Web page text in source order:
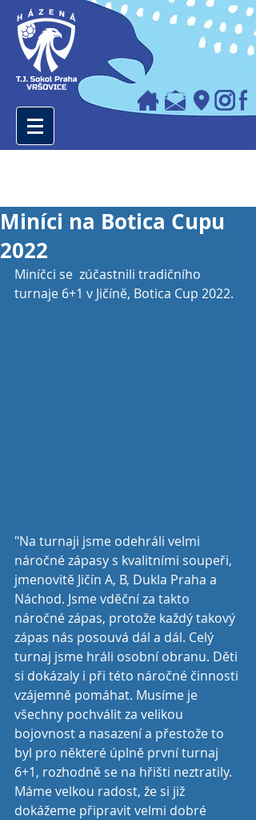
Miníci na Botica Cupu
2022
Miníčci se  zúčastnili tradičního
turnaje 6+1 v Jičíně, Botica Cup 2022.
"Na turnaji jsme odehráli velmi
náročné zápasy s kvalitními soupeři,
jmenovitě Jičín A, B, Dukla Praha a
Náchod. Jsme vděční za takto
náročné zápas, protože každý takový
zápas nás posouvá dál a dál. Celý
turnaj jsme hráli osobní obranu. Děti
si dokázaly i při této náročné činnosti
vzájemně pomáhat. Musíme je
všechny pochválit za velikou
bojovnost a nasazení a přestože to
byl pro některé úplně první turnaj
6+1, rozhodně se na hřišti neztratily.
Máme velkou radost, že si již
dokážeme připravit velmi dobré